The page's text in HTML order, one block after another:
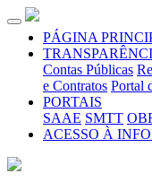
PÁGINA
Contas Públicas
e Contratos Portal
PORTAIS
SAAE SMTT
ACESSO À